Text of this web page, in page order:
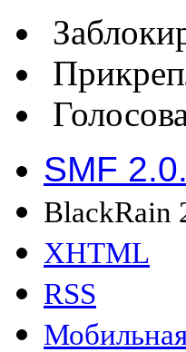
SMF
BlackRain
XHTML
RSS